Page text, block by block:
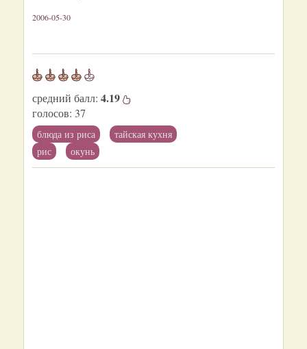
2006-05-30
средний балл: 4.19
голосов: 37
блюда из риса
тайская кухня
рис
окунь